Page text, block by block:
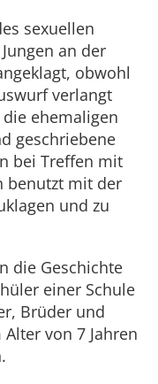
sexuellen
an der
obwohl
verlangt
ehemaligen
geschriebene
bei Treffen mit
benutzt mit der
und zu
die Geschichte
einer Schule
Brüder und
von 7 Jahren